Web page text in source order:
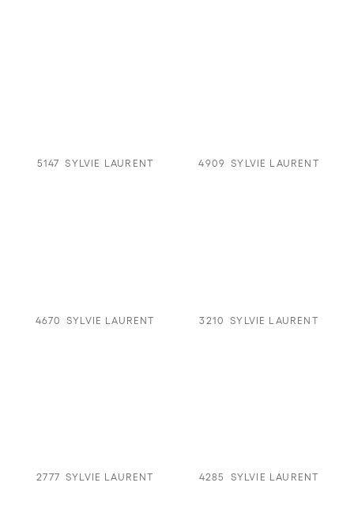
5147 SYLVIE LAURENT 4909 SYLVIE LAURENT
4670 SYLVIE LAURENT 3210 SYLVIE LAURENT
2777 SYLVIE LAURENT 4285 SYLVIE LAURENT